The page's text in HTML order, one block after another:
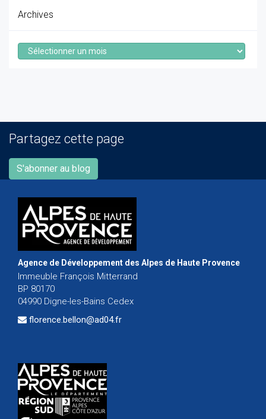
Archives
Archives
Partagez cette page
S'abonner au blog
Agence de Développement des Alpes de Haute Provence
Immeuble François Mitterrand
BP 80170
04990 Digne-les-Bains Cedex
florence.bellon@ad04.fr